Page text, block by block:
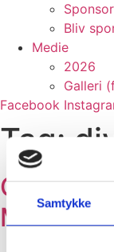
Samtykke
Bliv
Medie
2026
Galleri
Facebook
Tag:
General